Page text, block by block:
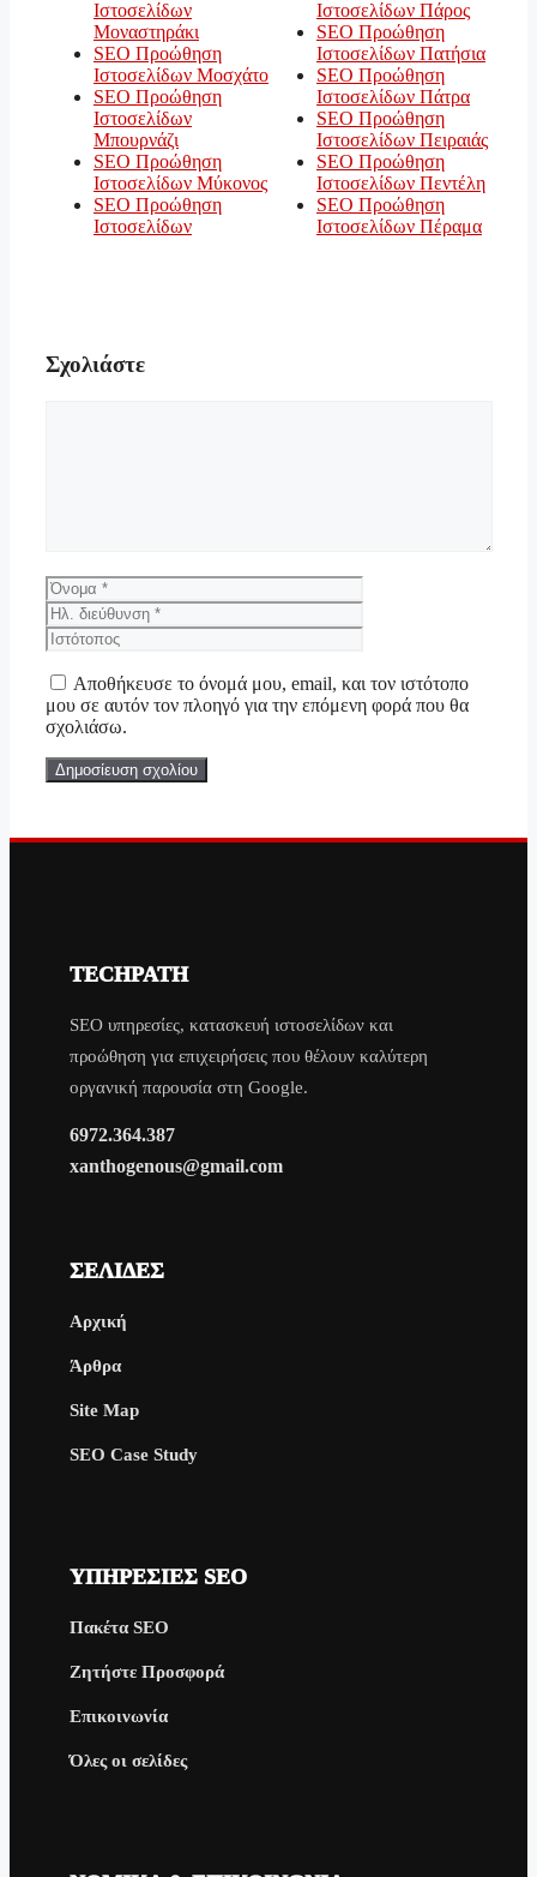
Ιστοσελίδων
Μοναστηράκι
SEO Προώθηση
Ιστοσελίδων Μοσχάτο
SEO Προώθηση
Ιστοσελίδων
Μπουρνάζι
SEO Προώθηση
Ιστοσελίδων Μύκονος
SEO Προώθηση
Ιστοσελίδων
Ιστοσελίδων Πάρος
SEO Προώθηση
Ιστοσελίδων Πατήσια
SEO Προώθηση
Ιστοσελίδων Πάτρα
SEO Προώθηση
Ιστοσελίδων Πειραιάς
SEO Προώθηση
Ιστοσελίδων Πεντέλη
SEO Προώθηση
Ιστοσελίδων Πέραμα
Σχολιάστε
Όνομα
διεύθυνση
Αποθήκευσε το όνομά μου, email, και τον ιστότοπο
μου σε αυτόν τον πλοηγό για την επόμενη φορά που θα
σχολιάσω.
TECHPATH
SEO υπηρεσίες, κατασκευή ιστοσελίδων και
προώθηση για επιχειρήσεις που θέλουν καλύτερη
οργανική παρουσία στη Google.
6972.364.387
xanthogenous@gmail.com
ΣΕΛΊΔΕΣ
Αρχική
Άρθρα
Site Map
SEO Case Study
ΥΠΗΡΕΣΊΕΣ SEO
Πακέτα SEO
Ζητήστε Προσφορά
Επικοινωνία
Όλες οι σελίδες